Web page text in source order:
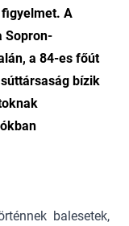
A
Sopron-
a 84-es főút
bízik
balesetek,